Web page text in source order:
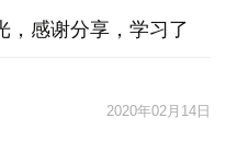
，感谢分享，学习了
2020年02月14日